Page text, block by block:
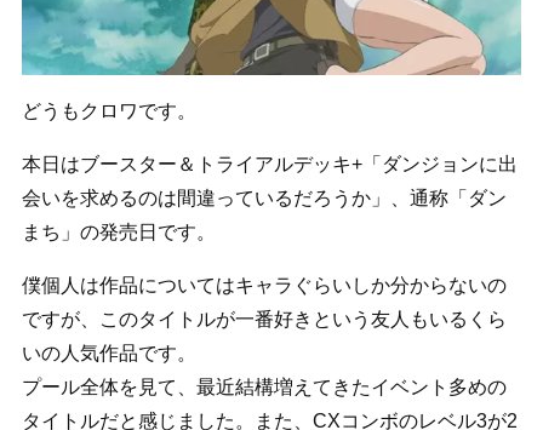
どうもクロワです。
本日はブースター＆トライアルデッキ+「ダンジョンに出
会いを求めるのは間違っているだろうか」、通称「ダン
まち」の発売日です。
僕個人は作品についてはキャラぐらいしか分からないの
ですが、このタイトルが一番好きという友人もいるくら
いの人気作品です。
プール全体を見て、最近結構増えてきたイベント多めの
タイトルだと感じました。また、CXコンボのレベル3が2